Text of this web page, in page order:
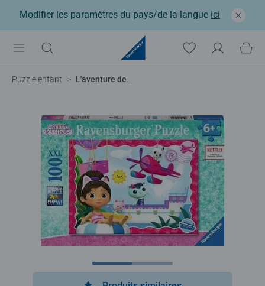
Modifier les paramètres du pays/de la langue ici
Puzzle enfant L'aventure des chats !